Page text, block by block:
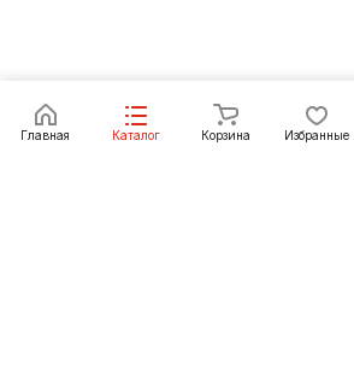
Главная Каталог Корзина Избранные